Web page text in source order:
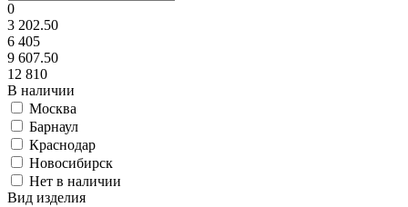
0
3 202.50
6 405
9 607.50
12 810
В наличии
Москва
Барнаул
Краснодар
Новосибирск
Нет в наличии
Вид изделия